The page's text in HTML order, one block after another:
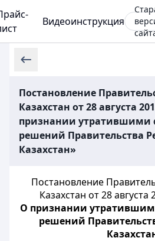
Видеоинструкция
Постановление
Казахстан от 28 августа
признании утратившими
решений Правительства
Казахстан»
Постановление
Казахстан от 28
О признании
решений